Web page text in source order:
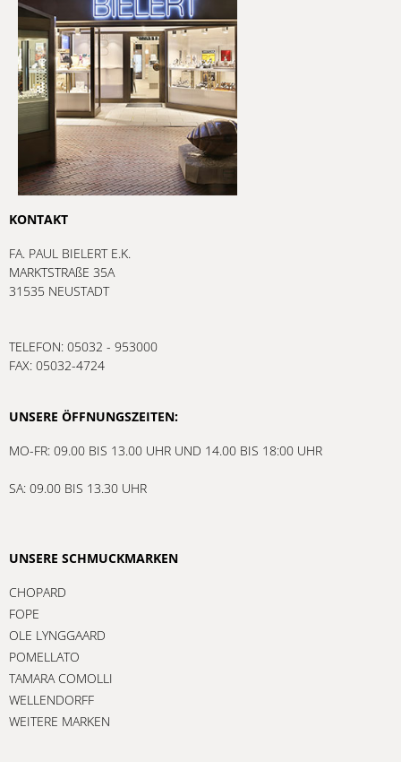
KONTAKT
FA. PAUL BIELERT E.K.
MARKTSTRAßE 35A
31535 NEUSTADT
TELEFON: 05032 - 953000
FAX: 05032-4724
UNSERE ÖFFNUNGSZEITEN:
MO-FR: 09.00 BIS 13.00 UHR UND 14.00 BIS 18:00 UHR
SA: 09.00 BIS 13.30 UHR
UNSERE SCHMUCKMARKEN
CHOPARD
FOPE
OLE LYNGGAARD
POMELLATO
TAMARA COMOLLI
WELLENDORFF
WEITERE MARKEN